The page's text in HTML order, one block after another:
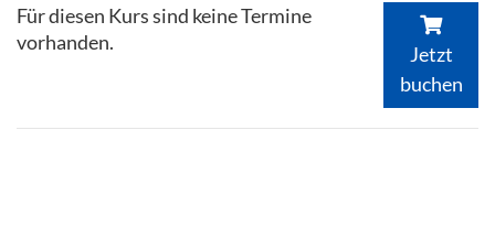
Für diesen Kurs sind keine Termine
vorhanden.
Jetzt
buchen